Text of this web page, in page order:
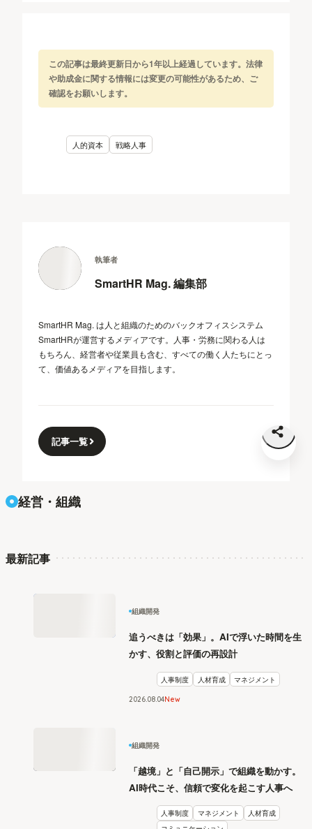
この記事は最終更新日から1年以上経過しています。法律
や助成金に関する情報には変更の可能性があるため、ご
確認をお願いします。
人的資本 戦略人事
執筆者
SmartHR Mag. 編集部
SmartHR Mag. は人と組織のためのバックオフィスシステム
SmartHRが運営するメディアです。人事・労務に関わる人は
もちろん、経営者や従業員も含む、すべての働く人たちにとっ
て、価値あるメディアを目指します。
記事一覧
経営・組織
最新記事
組織開発
追うべきは「効果」。AIで浮いた時間を生
かす、役割と評価の再設計
人事制度 人材育成 マネジメント
2026.08 04New
組織開発
「越境」と「自己開示」で組織を動かす。
AI時代こそ、信頼で変化を起こす人事へ
人事制度 マネジメント
人材育成